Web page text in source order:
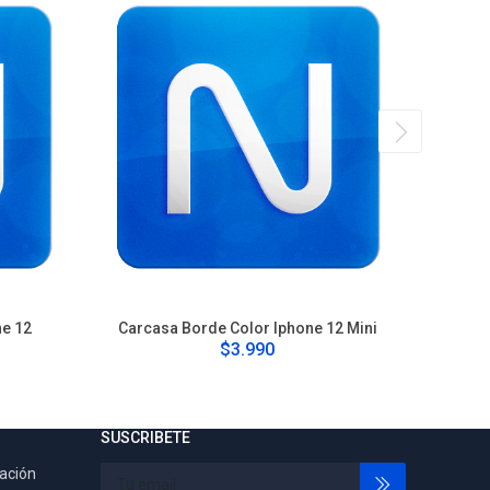
12 Carcasa Borde Color Iphone 12 Mini
$3.990
SUSCRIBETE